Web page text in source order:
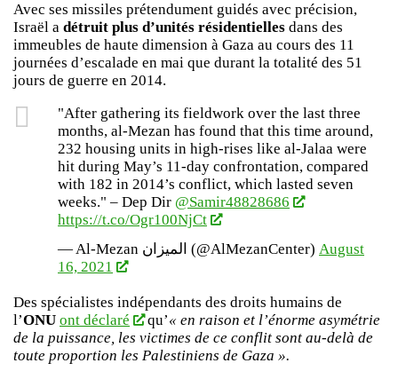
Avec ses missiles prétendument guidés avec précision,
Israël a détruit plus d’unités résidentielles dans des
immeubles de haute dimension à Gaza au cours des 11
journées d’escalade en mai que durant la totalité des 51
jours de guerre en 2014.
"After gathering its fieldwork over the last three
months, al-Mezan has found that this time around,
232 housing units in high-rises like al-Jalaa were
hit during May’s 11-day confrontation, compared
with 182 in 2014’s conflict, which lasted seven
weeks." – Dep Dir @Samir48828686
https://t.co/Ogr100NjCt
— Al-Mezan الميزان (@AlMezanCenter) August
16, 2021
Des spécialistes indépendants des droits humains de
l’ONU ont déclaré qu’« en raison et l’énorme asymétrie
de la puissance, les victimes de ce conflit sont au-delà de
toute proportion les Palestiniens de Gaza ».